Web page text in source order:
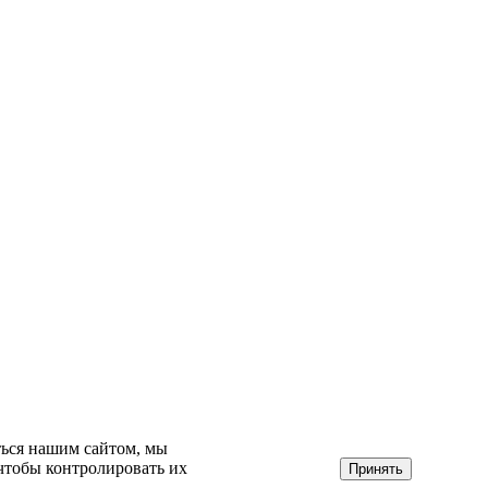
нашим сайтом, мы
контролировать их
Принять